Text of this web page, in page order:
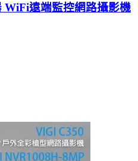
WiFi遠端監控網路攝影機